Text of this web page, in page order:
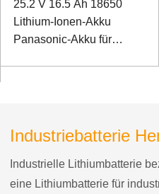
25.2 V 16.5 Ah 18650
Lithium-Ionen-Akku
Panasonic-Akku für
Industriebatterie
Industrielle Lithiumbatterie
eine Lithiumbatterie für